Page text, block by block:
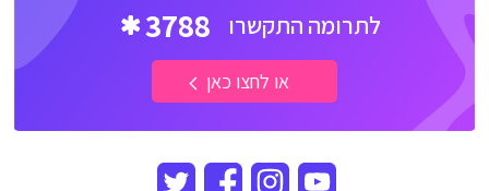
לתרומה התקשרו 3788
או לחצו כאן